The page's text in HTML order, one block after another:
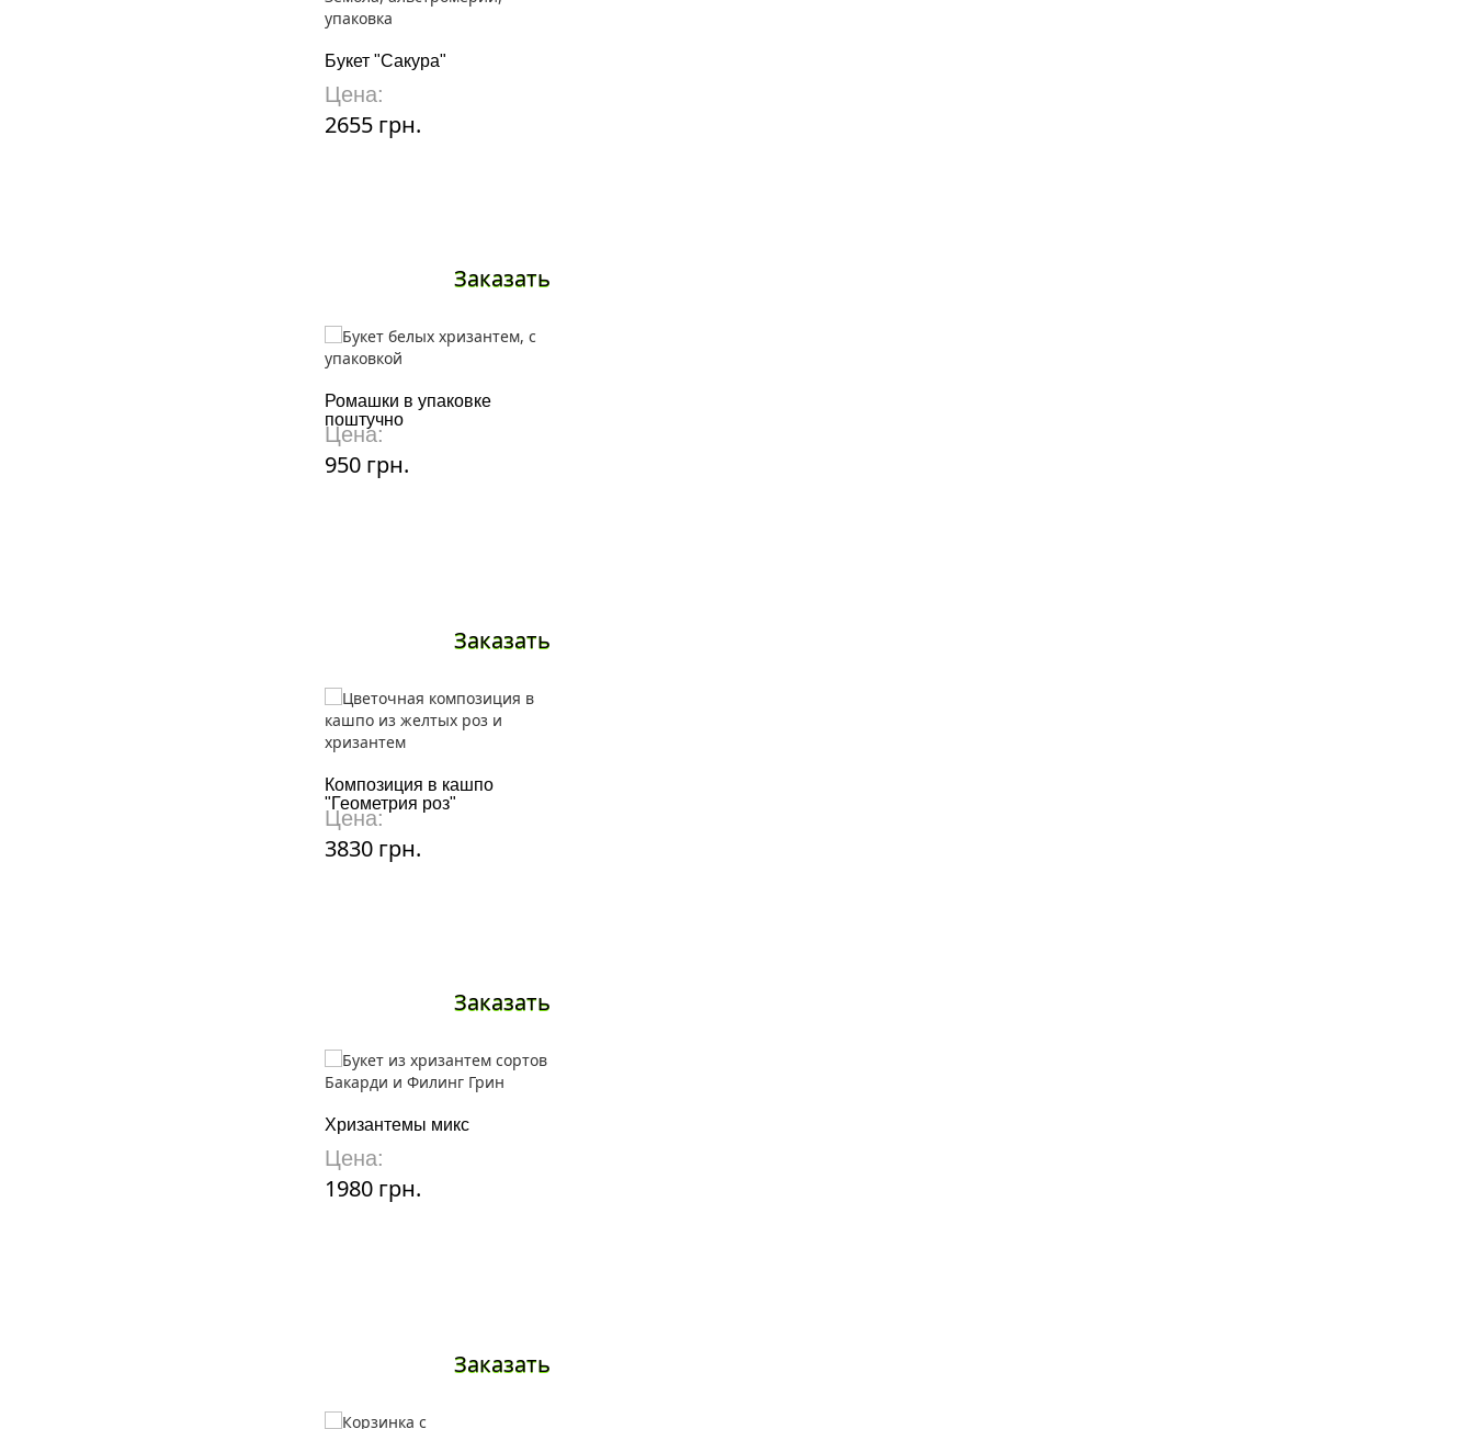
Букет "Сакура"
Цена:
2655 грн.
Заказать
Ромашки в упаковке
поштучно
Цена:
950 грн.
Заказать
Композиция в кашпо
"Геометрия роз"
Цена:
3830 грн.
Заказать
Хризантемы микс
Цена:
1980 грн.
Заказать